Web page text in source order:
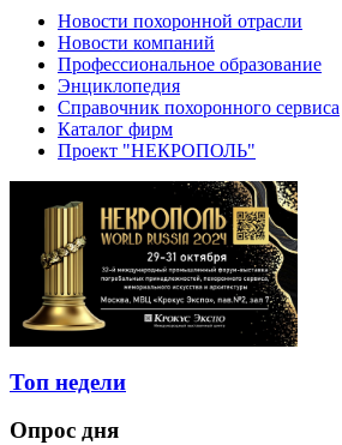
Новости похоронной отрасли
Новости компаний
Профессиональное образование
Энциклопедия
Справочник похоронного сервиса
Каталог фирм
Проект "НЕКРОПОЛЬ"
Топ недели
Опрос дня